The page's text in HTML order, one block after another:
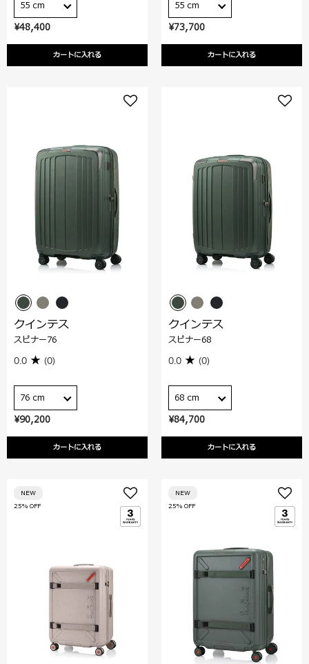
¥48,400
カートに入れる
55 cm
¥73,700
カートに入れる
55 cm
¥90,200
カートに入れる
クインテス
スピナー76
0.0 (0)
76 cm
¥84,700
カートに入れる
クインテス
スピナー68
0.0 (0)
68 cm
25% OFF
NEW
25% OFF
NEW